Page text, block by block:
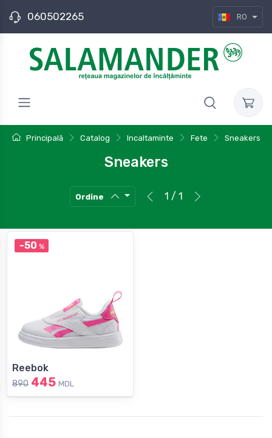
060502265 RO
Principală Catalog Incaltaminte Fete Sneakers
Sneakers
Ordine 1 / 1
-50 %
Reebok
890 445 MDL